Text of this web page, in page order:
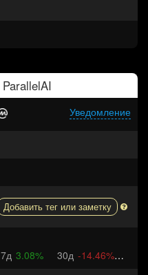
ParallelAI
Уведомление
Добавить тег или заметку
7д 3.08% 30д -14.46%